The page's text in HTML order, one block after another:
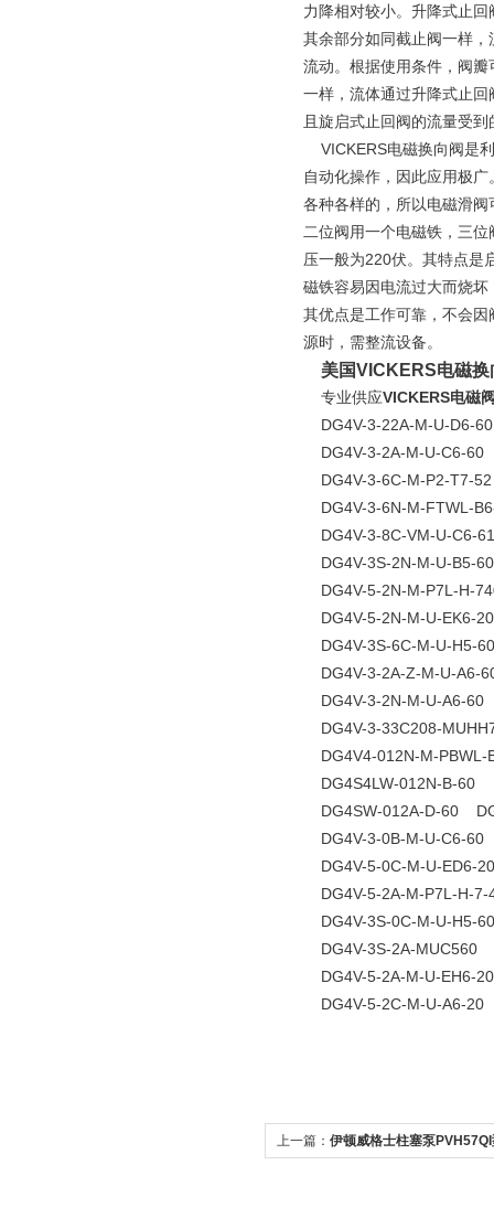
力降相对较小。升降式止
其余部分如同截止阀一样
流动。根据使用条件，阀
一样，流体通过升降式止
且旋启式止回阀的流量受
VICKERS电磁换向阀是
自动化操作，因此应用极
各种各样的，所以电磁滑
二位阀用一个电磁铁，三
压一般为220伏。其特点是
磁铁容易因电流过大而烧
其优点是工作可靠，不会
源时，需整流设备。
美国VICKERS电磁
专业供应VICKERS电磁
DG4V-3-22A-M-U-D6-
DG4V-3-2A-M-U-C6-60
DG4V-3-6C-M-P2-T7-
DG4V-3-6N-M-FTWL-
DG4V-3-8C-VM-U-C6-
DG4V-3S-2N-M-U-B5-
DG4V-5-2N-M-P7L-H-
DG4V-5-2N-M-U-EK6-
DG4V-3S-6C-M-U-H5-
DG4V-3-2A-Z-M-U-A6-
DG4V-3-2N-M-U-A6-60
DG4V-3-33C208-
DG4V4-012N-M-
DG4S4LW-012N-B-60
DG4SW-012A-D-60
DG4V-3-0B-M-U-C6-60
DG4V-5-0C-M-U-ED6-
DG4V-5-2A-M-P7L-H-
DG4V-3S-0C-M-U-H5-
DG4V-3S-2A-MUC560
DG4V-5-2A-M-U-EH6-
DG4V-5-2C-M-U-A6-20
上一篇： 伊顿威格士柱塞泵